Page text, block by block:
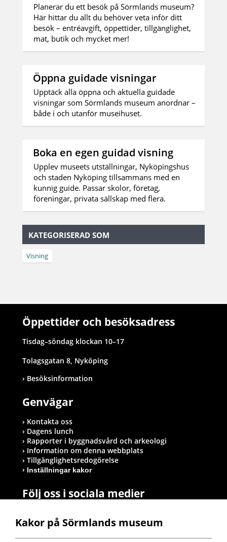
Planerar du ett besök på Sörmlands museum?
Här hittar du allt du behöver veta inför ditt
besök – entréavgift, öppettider, tillgänglighet,
mat, butik och mycket mer!
Öppna guidade visningar
Upptäck alla öppna och aktuella guidade
visningar som Sörmlands museum anordnar –
både i och utanför museihuset.
Boka en egen guidad visning
Upplev museets utställningar, Nyköpingshus
och staden Nyköping tillsammans med en
kunnig guide. Passar skolor, företag,
föreningar, privata sällskap med flera.
KATEGORISERAD SOM
Visning
Öppettider och besöksadress
Tisdag–söndag klockan 10–17
Tolagsgatan 8, Nyköping
Besöksinformation
Genvägar
Kontakta oss
Dagens lunch
Rapporter i byggnadsvård och arkeologi
Information om denna webbplats
Tillgänglighetsredogörelse
Inställningar kakor
Följ oss i sociala medier
Postadress
Kakor på Sörmlands museum